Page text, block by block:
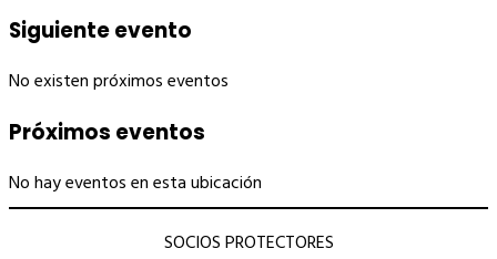
Siguiente evento
No existen próximos eventos
Próximos eventos
No hay eventos en esta ubicación
SOCIOS PROTECTORES